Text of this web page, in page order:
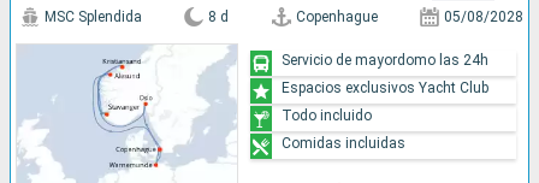
MSC Splendida 8 d Copenhague 05/08/2028
Servicio de mayordomo las 24h
Espacios exclusivos Yacht Club
Todo incluido
Comidas incluidas